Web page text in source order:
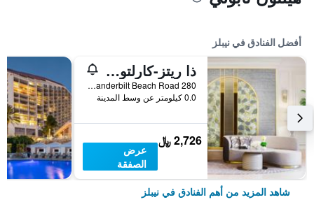
أفضل الفنادق في نيبلز
ذا ريتز-كارلتون، نابولي
280 Vanderbilt Beach Road, نيبلز, FL, الولايات المتحدة الأميريكية
0.0 كيلومتر عن وسط المدينة
2,726 ﷼
عرض
الصفقة
شاهد المزيد من أهم الفنادق في نيبلز